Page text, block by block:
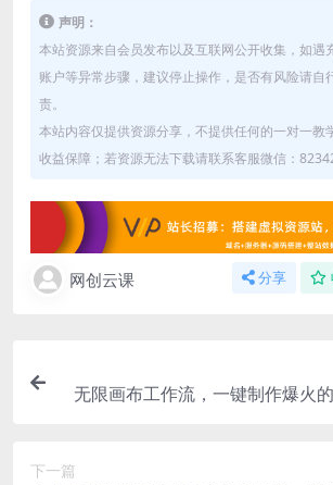
声明：
本站资源来自会员发布以及互联网公开收集，如遇
账户等异常步骤，建议停止操作，是否有风险请自
责。
本站内容仅提供资源分享，不提供任何的一对一教
收益保障；若资源无法下载请联系客服微信：
网创云课 分享
无限画布工作流，一键制作爆火
下一篇